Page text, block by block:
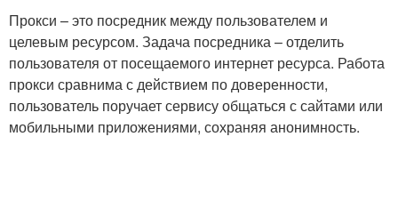
Прокси – это посредник между пользователем и
целевым ресурсом. Задача посредника – отделить
пользователя от посещаемого интернет ресурса. Работа
прокси сравнима с действием по доверенности,
пользователь поручает сервису общаться с сайтами или
мобильными приложениями, сохраняя анонимность.